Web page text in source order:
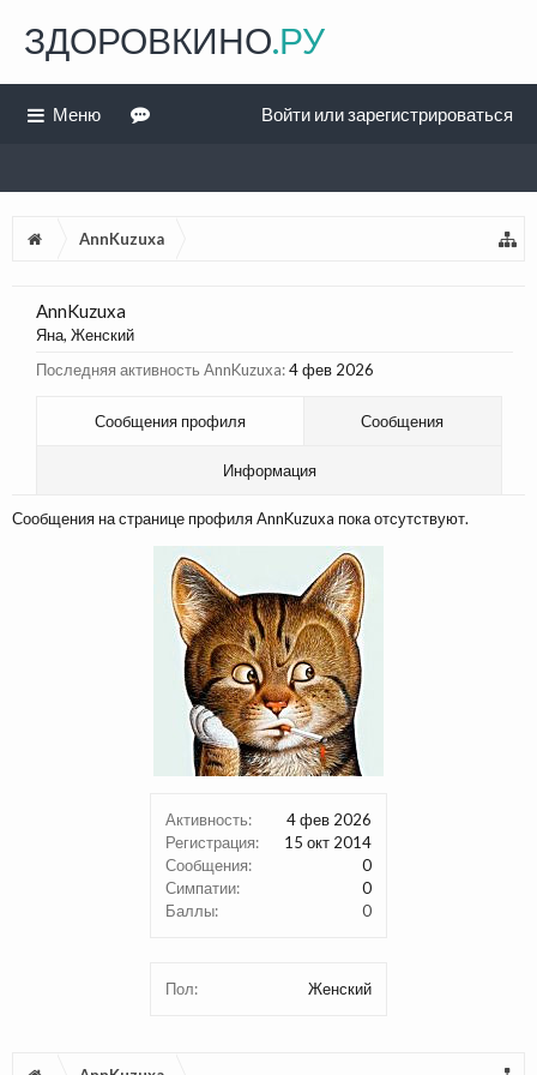
AnnKuzuxa
Активность:
4 фев 2026
Регистрация:
15 окт 2014
Сообщения:
0
Симпатии:
0
Баллы:
0
Пол: Женский
AnnKuzuxa
Яна, Женский
Последняя активность AnnKuzuxa:4 фев 2026
Сообщения профиля Сообщения
Информация
Сообщения на странице профиля AnnKuzuxa пока отсутствуют.
ЗДОРОВКИНО.РУ
Меню Войти или зарегистрироваться